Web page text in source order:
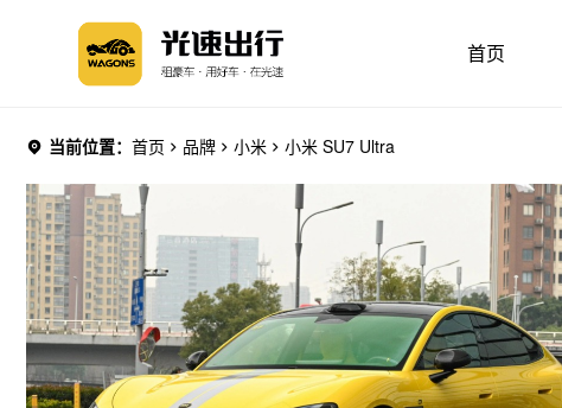
首页
当前位置： 首页 品牌 小米 小米 SU7 Ultra